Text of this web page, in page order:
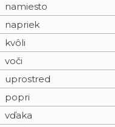
namiesto
napriek
kvôli
voči
uprostred
popri
vďaka